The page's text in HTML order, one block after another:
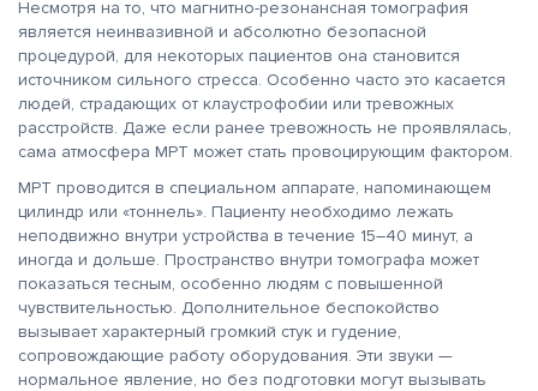
Несмотря на то, что магнитно-резонансная томография
является неинвазивной и абсолютно безопасной
процедурой, для некоторых пациентов она становится
источником сильного стресса. Особенно часто это касается
людей, страдающих от клаустрофобии или тревожных
расстройств. Даже если ранее тревожность не проявлялась,
сама атмосфера МРТ может стать провоцирующим фактором.
МРТ проводится в специальном аппарате, напоминающем
цилиндр или «тоннель». Пациенту необходимо лежать
неподвижно внутри устройства в течение 15–40 минут, а
иногда и дольше. Пространство внутри томографа может
показаться тесным, особенно людям с повышенной
чувствительностью. Дополнительное беспокойство
вызывает характерный громкий стук и гудение,
сопровождающие работу оборудования. Эти звуки —
нормальное явление, но без подготовки могут вызывать